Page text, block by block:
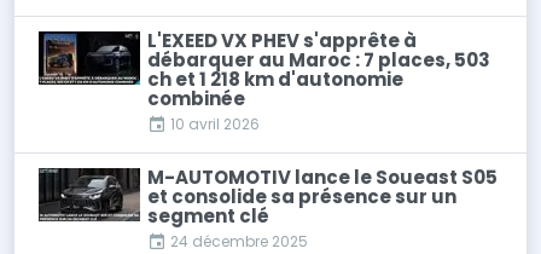
L'EXEED VX PHEV s'apprête à
débarquer au Maroc : 7 places, 503
ch et 1 218 km d'autonomie
combinée
10 avril 2026
M-AUTOMOTIV lance le Soueast S05
et consolide sa présence sur un
segment clé
24 décembre 2025